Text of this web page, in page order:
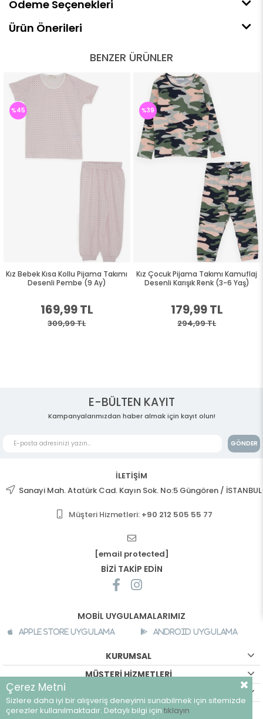
Ödeme Seçenekleri
Ürün Önerileri
BENZER ÜRÜNLER
Kız Bebek Kısa Kollu Pijama Takımı
Desenli Pembe (9 Ay)
169,99 TL
309,99 TL
%45
Kız Çocuk Pijama Takımı Kamuflaj
Desenli Karışık Renk (3-6 Yaş)
179,99 TL
294,99 TL
%39
E-BÜLTEN KAYIT
Kampanyalarımızdan haber almak için kayıt olun!
GÖNDER
İLETİŞİM
Sanayi Mah. Atatürk Cad. Kayın Sok. No:5 Güngören / İSTANBUL
Müşteri Hizmetleri: +90 212 505 55 77
[email protected]
BİZİ TAKİP EDİN
MOBİL UYGULAMALARIMIZ
Apple Store Uygulama Android Uygulama
KURUMSAL
MÜŞTERİ HİZMETLERİ
©breeze.com.tr - Tüm hakları saklıdır.
Çerez Metni
Sizlere daha iyi bir alışveriş deneyimi sunabilmek için sitemizde
çerezler kullanılmaktadır. Detaylı bilgi için tıklayın